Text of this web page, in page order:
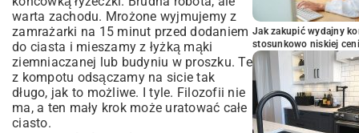
warta zachodu. Mrożone wyjmujemy z
zamrażarki na 15 minut przed dodaniem
do ciasta i mieszamy z łyżką mąki
ziemniaczanej lub budyniu w proszku. Te
z kompotu odsączamy na sicie tak
długo, jak to możliwe. I tyle. Filozofii nie
ma, a ten mały krok może uratować całe
ciasto.
Jak zakupić wydajny
stosunkowo niskiej